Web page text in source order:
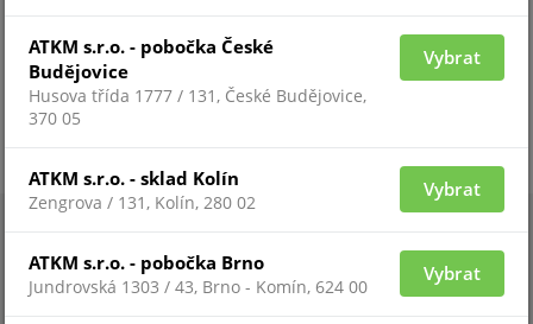
řady NR.
Zobrazit více
ATKM s.r.o. - pobočka České
Budějovice
Husova třída 1777 / 131, České Budějovice,
370 05
Vybrat
ATKM s.r.o. - sklad Kolín
Zengrova / 131, Kolín, 280 02
Vybrat
ATKM s.r.o. - pobočka Brno
Jundrovská 1303 / 43, Brno - Komín, 624 00
Vybrat